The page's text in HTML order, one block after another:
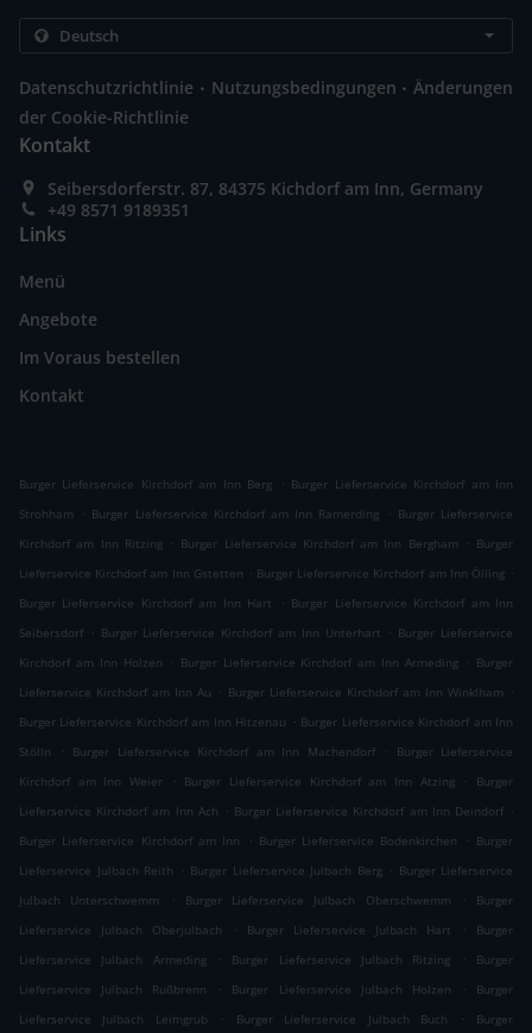
Datenschutzrichtlinie . Nutzungsbedingungen . Änderungen
der Cookie-Richtlinie
Kontakt
Seibersdorferstr. 87, 84375 Kichdorf am Inn, Germany
+49 8571 9189351
Links
Menü
Angebote
Im Voraus bestellen
Kontakt
Burger Lieferservice Kirchdorf am Inn Berg . Burger Lieferservice Kirchdorf am Inn
Strohham
. Burger Lieferservice Kirchdorf am Inn Ramerding . Burger Lieferservice
Kirchdorf am Inn Ritzing . Burger Lieferservice Kirchdorf am Inn Bergham . Burger
Lieferservice Kirchdorf am Inn Gstetten . Burger Lieferservice Kirchdorf am Inn Ölling .
Burger Lieferservice Kirchdorf am Inn Hart
. Burger Lieferservice Kirchdorf am Inn
Seibersdorf . Burger Lieferservice Kirchdorf am Inn Unterhart . Burger Lieferservice
Kirchdorf am Inn Holzen
. Burger Lieferservice Kirchdorf am Inn Armeding . Burger
Lieferservice Kirchdorf am Inn Au . Burger Lieferservice Kirchdorf am Inn Winklham .
Burger Lieferservice Kirchdorf am Inn Hitzenau . Burger Lieferservice Kirchdorf am Inn
Stölln
. Burger Lieferservice Kirchdorf am Inn Machendorf .
Burger Lieferservice
Kirchdorf am Inn Weier
. Burger Lieferservice Kirchdorf am Inn Atzing .
Burger
Lieferservice Kirchdorf am Inn Ach . Burger Lieferservice Kirchdorf am Inn Deindorf .
Burger Lieferservice Kirchdorf am Inn
. Burger Lieferservice Bodenkirchen . Burger
Lieferservice Julbach Reith
. Burger Lieferservice Julbach Berg . Burger Lieferservice
Julbach Unterschwemm
. Burger Lieferservice Julbach Oberschwemm .
Burger
Lieferservice Julbach Oberjulbach
. Burger Lieferservice Julbach Hart .
Burger
Lieferservice Julbach Armeding
. Burger Lieferservice Julbach Ritzing .
Burger
Lieferservice Julbach Rußbrenn
. Burger Lieferservice Julbach Holzen .
Burger
Lieferservice Julbach Leimgrub
. Burger Lieferservice Julbach Buch . Burger